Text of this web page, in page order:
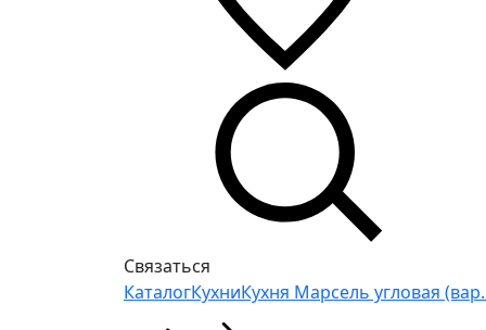
Связаться
КаталогКухниКухня Марсель угловая